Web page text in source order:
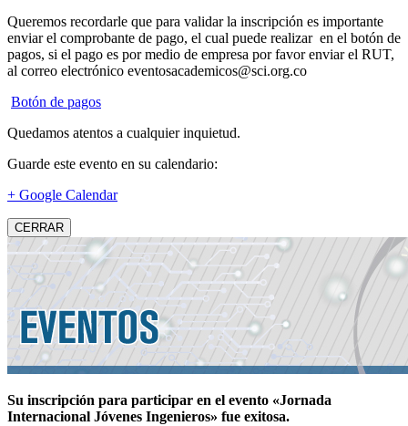
Queremos recordarle que para validar la inscripción es importante
enviar el comprobante de pago, el cual puede realizar en el botón de
pagos, si el pago es por medio de empresa por favor enviar el RUT,
al correo electrónico eventosacademicos@sci.org.co
Botón de pagos
Quedamos atentos a cualquier inquietud.
Guarde este evento en su calendario:
+ Google Calendar
CERRAR
Su inscripción para participar en el evento «Jornada
Internacional Jóvenes Ingenieros» fue exitosa.